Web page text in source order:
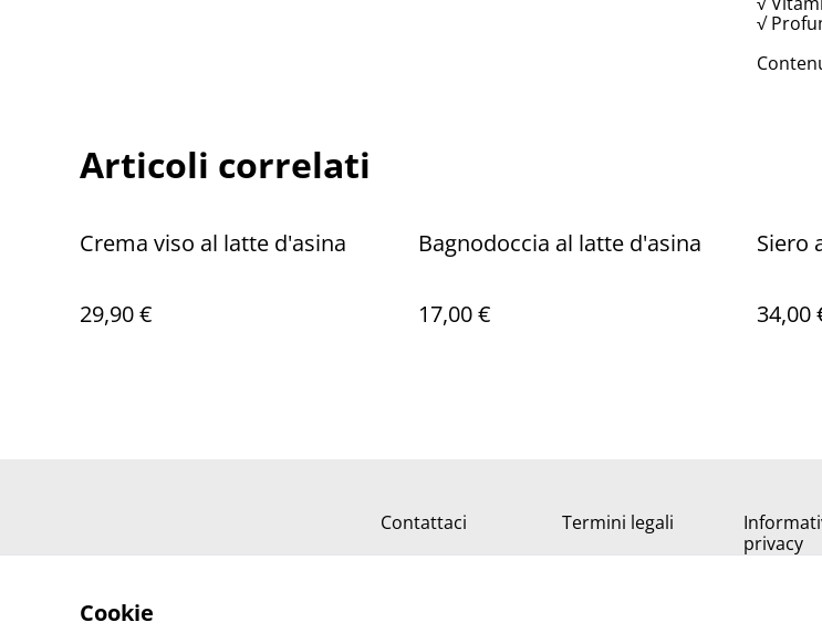
√
Articoli correlati
Crema viso al latte d'asina
29,90 €
Bagnodoccia al latte d'asina
17,00 €
Siero
34,00
Contattaci Termini legali
privacy
Cookie